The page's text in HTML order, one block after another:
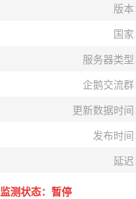
版本
国家
服务器类型
企鹅交流群
更新数据时间
发布时间
延迟
监测状态：暂停